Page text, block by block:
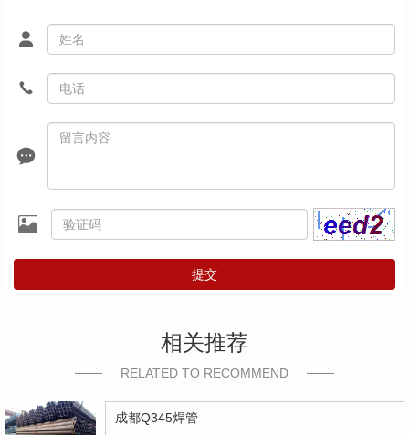
提交
相关推荐
RELATED TO RECOMMEND
成都Q345焊管